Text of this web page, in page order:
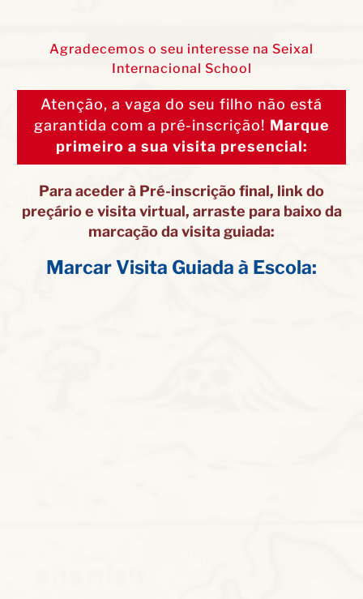
Agradecemos o seu interesse na Seixal
Internacional School
Atenção, a vaga do seu filho não está
garantida com a pré-inscrição! Marque
primeiro a sua visita presencial:
Para aceder à Pré-inscrição final, link do
preçário e visita virtual, arraste para baixo da
marcação da visita guiada:
Marcar Visita Guiada à Escola: